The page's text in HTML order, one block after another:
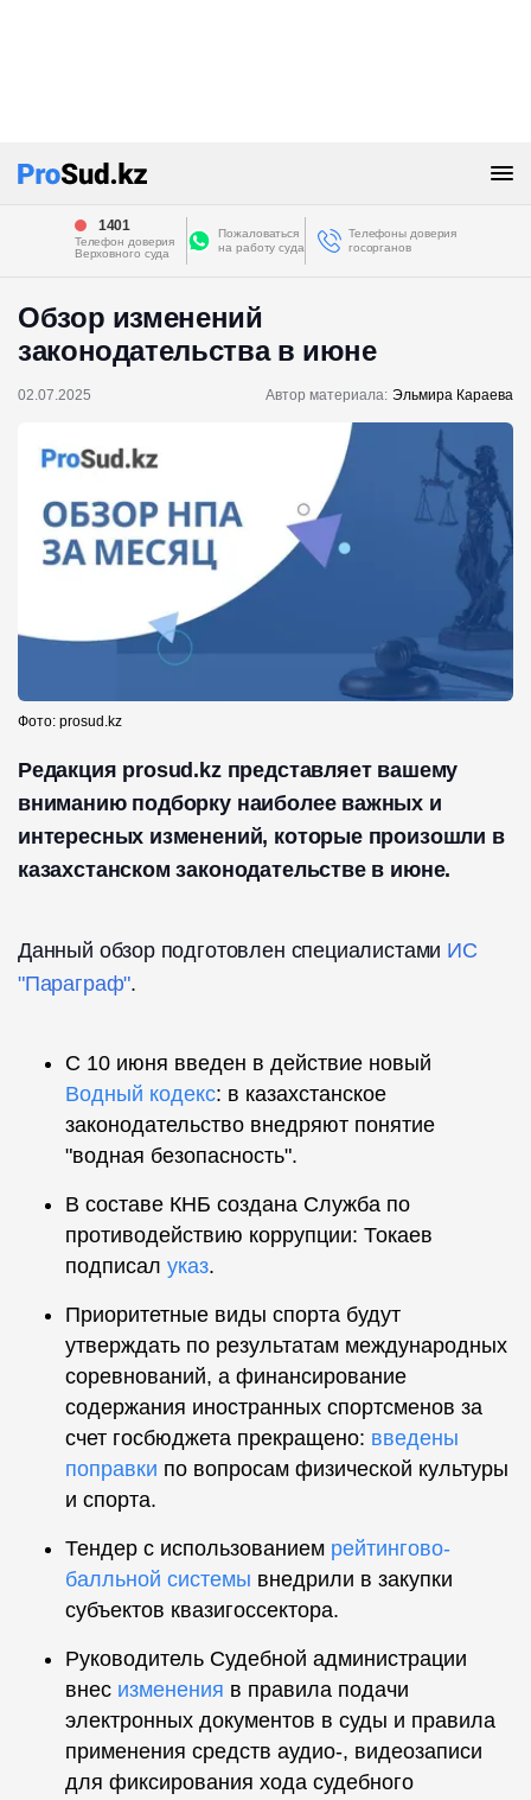
1401
Телефон доверия
Верховного суда
Пожаловаться
на работу суда
Телефоны доверия
госорганов
Обзор изменений
законодательства в июне
02.07.2025 Автор материала: Эльмира Караева
Фото: prosud.kz
Редакция prosud.kz представляет вашему
вниманию подборку наиболее важных и
интересных изменений, которые произошли в
казахстанском законодательстве в июне.
Данный обзор подготовлен специалистами ИС
"Параграф".
С 10 июня введен в действие новый
Водный кодекс: в казахстанское
законодательство внедряют понятие
"водная безопасность".
В составе КНБ создана Служба по
противодействию коррупции: Токаев
подписал указ.
Приоритетные виды спорта будут
утверждать по результатам международных
соревнований, а финансирование
содержания иностранных спортсменов за
счет госбюджета прекращено: введены
поправки по вопросам физической культуры
и спорта.
Тендер с использованием рейтингово-
балльной системы внедрили в закупки
субъектов квазигоссектора.
Руководитель Судебной администрации
внес изменения в правила подачи
электронных документов в суды и правила
применения средств аудио-, видеозаписи
для фиксирования хода судебного